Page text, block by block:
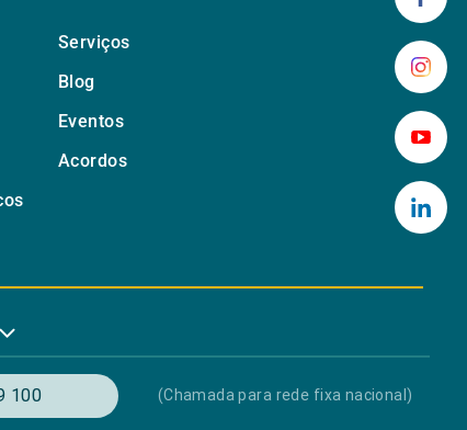
Serviços
Blog
Eventos
Acordos
100 (Chamada para rede fixa nacional)